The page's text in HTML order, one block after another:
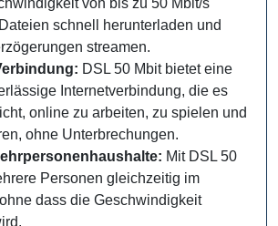
von bis zu 50 Mbit/s
schnell herunterladen und
streamen.
DSL 50 Mbit bietet eine
Internetverbindung, die es
online zu arbeiten, zu spielen und
ohne Unterbrechungen.
Mit DSL 50
Personen gleichzeitig im
dass die Geschwindigkeit